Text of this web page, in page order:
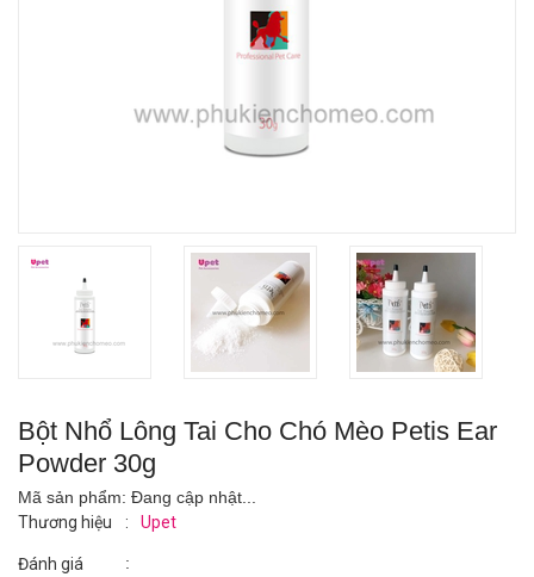
Bột Nhổ Lông Tai Cho Chó Mèo Petis Ear
Powder 30g
Mã sản phẩm: Đang cập nhật...
Thương hiệu
: Upet
Đánh giá
: